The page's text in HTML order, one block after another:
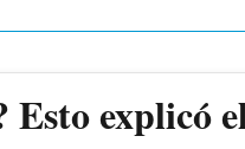
Esto explicó